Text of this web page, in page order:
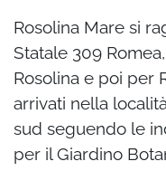
Rosolina Mare si
Statale 309
Rosolina e poi per
arrivati nella
sud seguendo le
per il Giardino